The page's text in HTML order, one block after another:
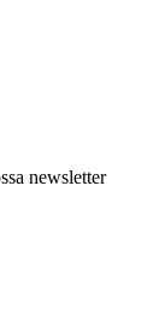
newsletter